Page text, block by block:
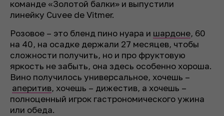
команде «Золотой балки» и выпустили
линейку Cuvee de Vitmer.
Розовое – это бленд пино нуара и шардоне, 60
на 40, на осадке держали 27 месяцев, чтобы
сложности получить, но и про фруктовую
яркость не забыть, она здесь особенно хороша.
Вино получилось универсальное, хочешь –
аперитив, хочешь – дижестив, а хочешь –
полноценный игрок гастрономического ужина
или обеда.